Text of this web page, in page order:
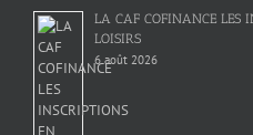
LA CAF COFINANCE LES
LOISIRS
6 août 2026